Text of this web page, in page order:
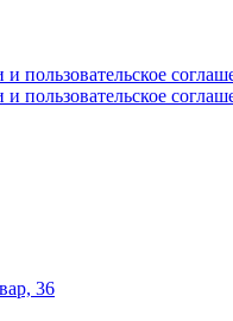
пользовательское
пользовательское
36